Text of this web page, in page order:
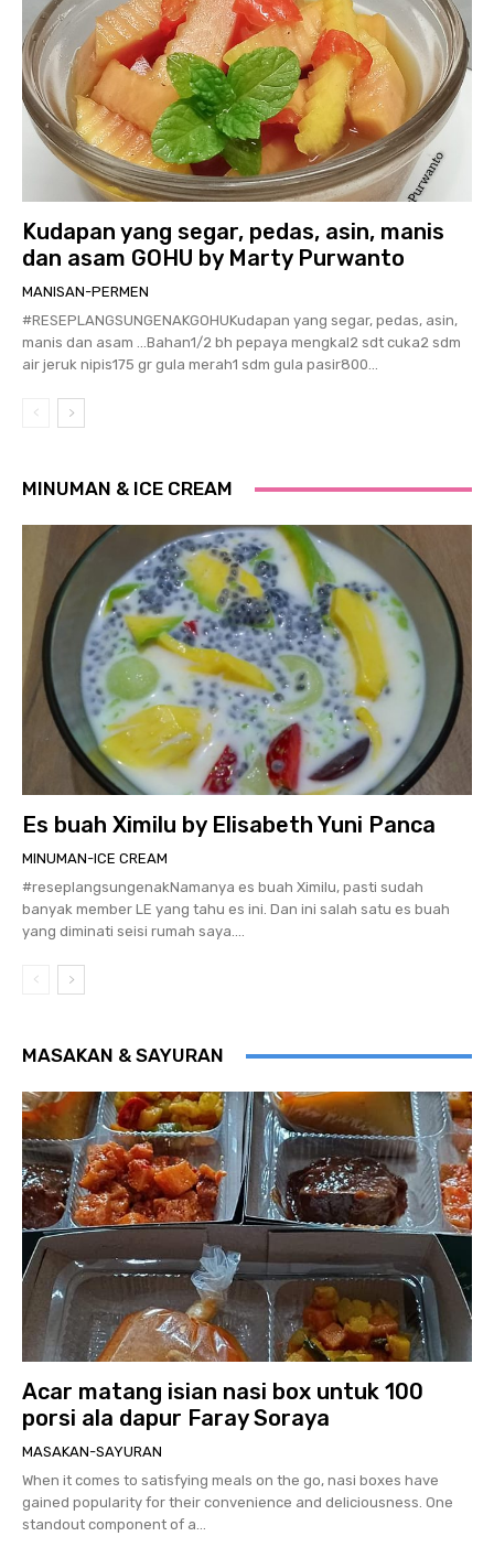
Kudapan yang segar, pedas, asin, manis
dan asam GOHU by Marty Purwanto
MANISAN-PERMEN
#RESEPLANGSUNGENAKGOHUKudapan yang segar, pedas, asin,
manis dan asam …Bahan1/2 bh pepaya mengkal2 sdt cuka2 sdm
air jeruk nipis175 gr gula merah1 sdm gula pasir800...
MINUMAN & ICE CREAM
Es buah Ximilu by Elisabeth Yuni Panca
MINUMAN-ICE CREAM
#reseplangsungenakNamanya es buah Ximilu, pasti sudah
banyak member LE yang tahu es ini. Dan ini salah satu es buah
yang diminati seisi rumah saya....
MASAKAN & SAYURAN
Acar matang isian nasi box untuk 100
porsi ala dapur Faray Soraya
MASAKAN-SAYURAN
When it comes to satisfying meals on the go, nasi boxes have
gained popularity for their convenience and deliciousness. One
standout component of a...